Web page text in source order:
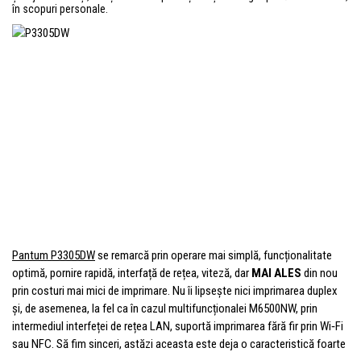
în scopuri personale.
Pantum P3305DWse remarcă prin operare mai simplă, funcționalitate
optimă, pornire rapidă, interfață de rețea, viteză, dar MAI ALES din nou
prin costuri mai mici de imprimare. Nu îi lipsește nici imprimarea duplex
și, de asemenea, la fel ca în cazul multifuncționalei M6500NW, prin
intermediul interfeței de rețea LAN, suportă imprimarea fără fir prin Wi‑Fi
sau NFC. Să fim sinceri, astăzi aceasta este deja o caracteristică foarte